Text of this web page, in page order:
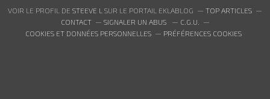
VOIR LE PROFIL DE STEEVE L SUR LE PORTAIL EKLABLOG
TOP ARTICLES
CONTACT
SIGNALER UN ABUS
C.G.U.
COOKIES ET DONNÉES PERSONNELLES
PRÉFÉRENCES COOKIES